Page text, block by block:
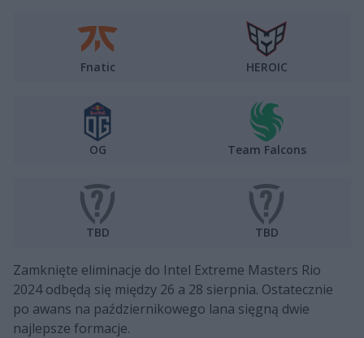
Fnatic HEROIC
OG Team Falcons
TBD TBD
Zamknięte eliminacje do Intel Extreme Masters Rio
2024 odbędą się między 26 a 28 sierpnia. Ostatecznie
po awans na październikowego lana sięgną dwie
najlepsze formacje.